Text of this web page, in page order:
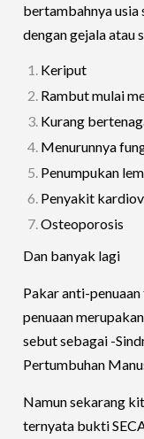
bertambahnya usia
dengan gejala atau
Keriput
Rambut mulai
Kurang
Menurunnya
Penumpukan
Penyakit
Osteoporosis
Dan banyak lagi
Pakar anti-
penuaan
sebut sebagai -
Pertumbuhan
Namun sekarang
ternyata bukti